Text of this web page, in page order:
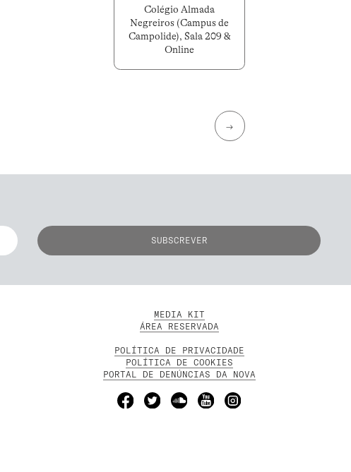
Colégio Almada
Negreiros (Campus de
Campolide), Sala 209 &
Online
→
MEDIA KIT
ÁREA RESERVADA
POLÍTICA DE PRIVACIDADE
POLÍTICA DE COOKIES
PORTAL DE DENÚNCIAS DA NOVA